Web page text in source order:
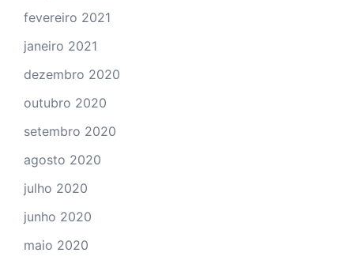
fevereiro 2021
janeiro 2021
dezembro 2020
outubro 2020
setembro 2020
agosto 2020
julho 2020
junho 2020
maio 2020